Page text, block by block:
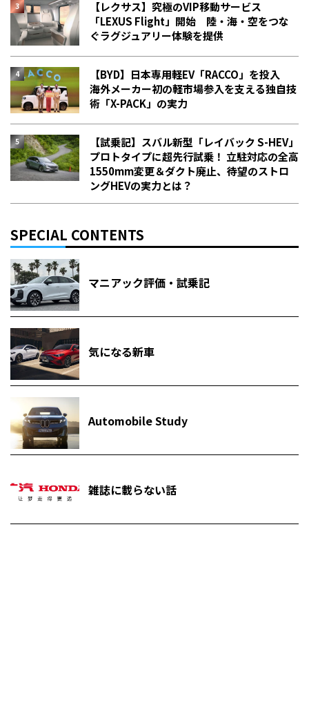
【レクサス】究極のVIP移動サービス
「LEXUS Flight」開始 陸・海・空をつな
ぐラグジュアリー体験を提供
【BYD】日本専用軽EV「RACCO」を投入
海外メーカー初の軽市場参入を支える独自技
術「X-PACK」の実力
【試乗記】スバル新型「レイバック S-HEV」
プロトタイプに超先行試乗！ 立駐対応の全高
1550mm変更＆ダクト廃止、待望のストロ
ングHEVの実力とは？
SPECIAL CONTENTS
マニアック評価・試乗記
気になる新車
Automobile Study
雑誌に載らない話